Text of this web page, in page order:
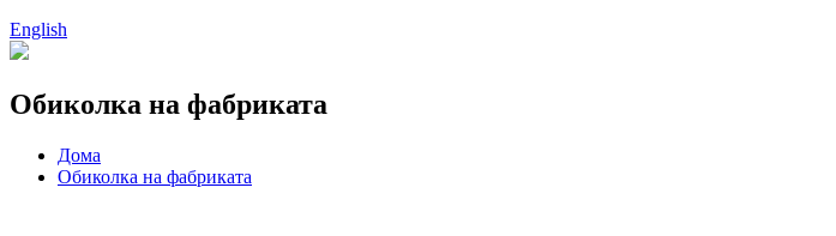
English
Обиколка на фабриката
Дома
Обиколка на фабриката